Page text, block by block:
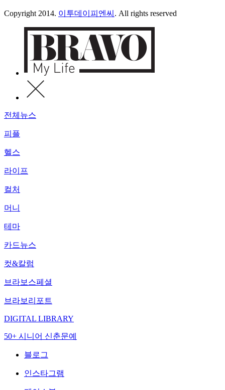
Copyright 2014. 이투데이피엔씨 . All rights reserved
전체뉴스
피플
헬스
라이프
컬처
머니
테마
카드뉴스
컷&칼럼
브라보스페셜
브라보리포트
DIGITAL LIBRARY
50+ 시니어 신춘문예
블로그
인스타그램